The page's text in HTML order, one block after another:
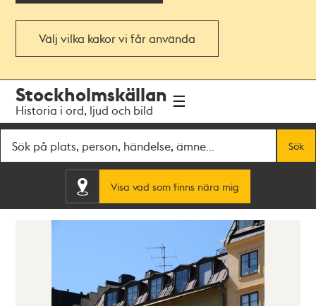
Välj vilka kakor vi får använda
navigationen
huvudinnehållet
Stockholmskällan
Historia i ord, ljud och bild
Sök
Visa vad som finns nära mig